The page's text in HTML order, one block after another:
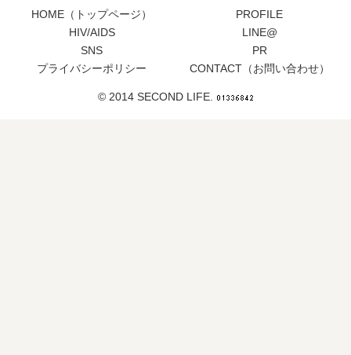
HOME（トップページ）
PROFILE
HIV/AIDS
LINE@
SNS
PR
プライバシーポリシー
CONTACT（お問い合わせ）
© 2014 SECOND LIFE.